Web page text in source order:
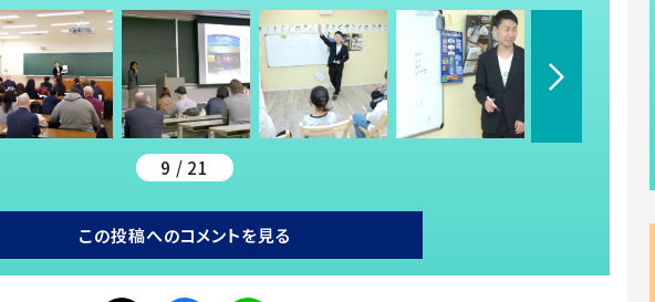
9 / 21
この投稿へのコメントを見る